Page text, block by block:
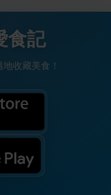
食記
收藏美食！